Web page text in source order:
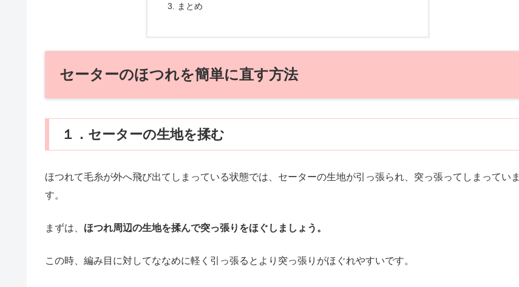
まとめ
セーターのほつれを簡単に直す方法
１．セーターの生地を揉む
ほつれて毛糸が外へ飛び出てしまっている状態では、セーターの生地が引っ張られ、突っ張ってしまっていま
す。
まずは、 ほつれ周辺の生地を揉んで突っ張りをほぐしましょう。
この時、編み目に対してななめに軽く引っ張るとより突っ張りがほぐれやすいです。